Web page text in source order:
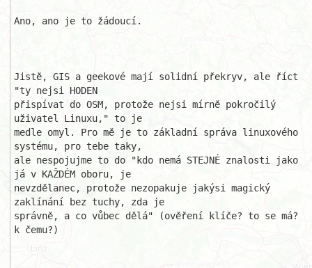
Ano, ano je to žádoucí.
Jistě, GIS a geekové mají solidní překryv, ale říct
"ty nejsi HODEN
přispívat do OSM, protože nejsi mírně pokročilý
uživatel Linuxu," to je
medle omyl. Pro mě je to základní správa linuxového
systému, pro tebe taky,
ale nespojujme to do "kdo nemá STEJNÉ znalosti jako
já v KAŽDÉM oboru, je
nevzdělanec, protože nezopakuje jakýsi magický
zaklínání bez tuchy, zda je
správně, a co vůbec dělá" (ověření klíče? to se má?
k čemu?)